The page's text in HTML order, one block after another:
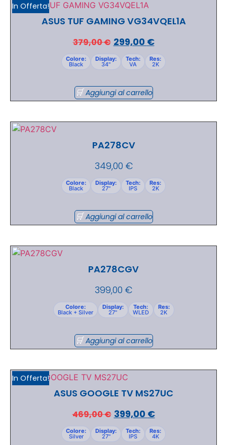
In Offerta!
ASUS TUF GAMING VG34VQEL1A
379,00€ 299,00 €
Colore:
Black
Display:
34"
Tech:
VA
Res:
2K
Aggiungi al carrello
PA278CV
349,00 €
Colore:
Black
Display:
27"
Tech:
IPS
Res:
2K
Aggiungi al carrello
PA278CGV
399,00 €
Colore:
Black + Silver
Display:
27"
Tech:
WLED
Res:
2K
Aggiungi al carrello
In Offerta!
ASUS GOOGLE TV MS27UC
469,00€ 399,00 €
Colore:
Silver
Display:
27"
Tech:
IPS
Res:
4K